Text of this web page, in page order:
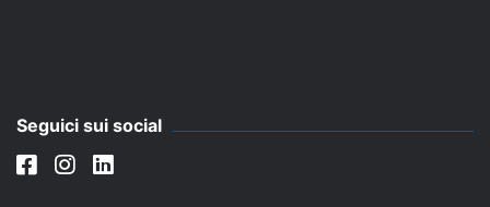
Seguici sui social